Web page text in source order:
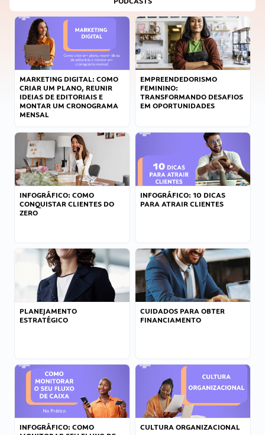
MARKETING DIGITAL: COMO
CRIAR UM PLANO, REUNIR
IDEIAS DE EDITORIAIS E
MONTAR UM CRONOGRAMA
MENSAL
EMPREENDEDORISMO
FEMININO:
TRANSFORMANDO DESAFIOS
EM OPORTUNIDADES
INFOGRÁFICO: COMO
CONQUISTAR CLIENTES DO
ZERO
INFOGRÁFICO: 10 DICAS
PARA ATRAIR CLIENTES
PLANEJAMENTO
ESTRATÉGICO
CUIDADOS PARA OBTER
FINANCIAMENTO
INFOGRÁFICO: COMO
CULTURA ORGANIZACIONAL